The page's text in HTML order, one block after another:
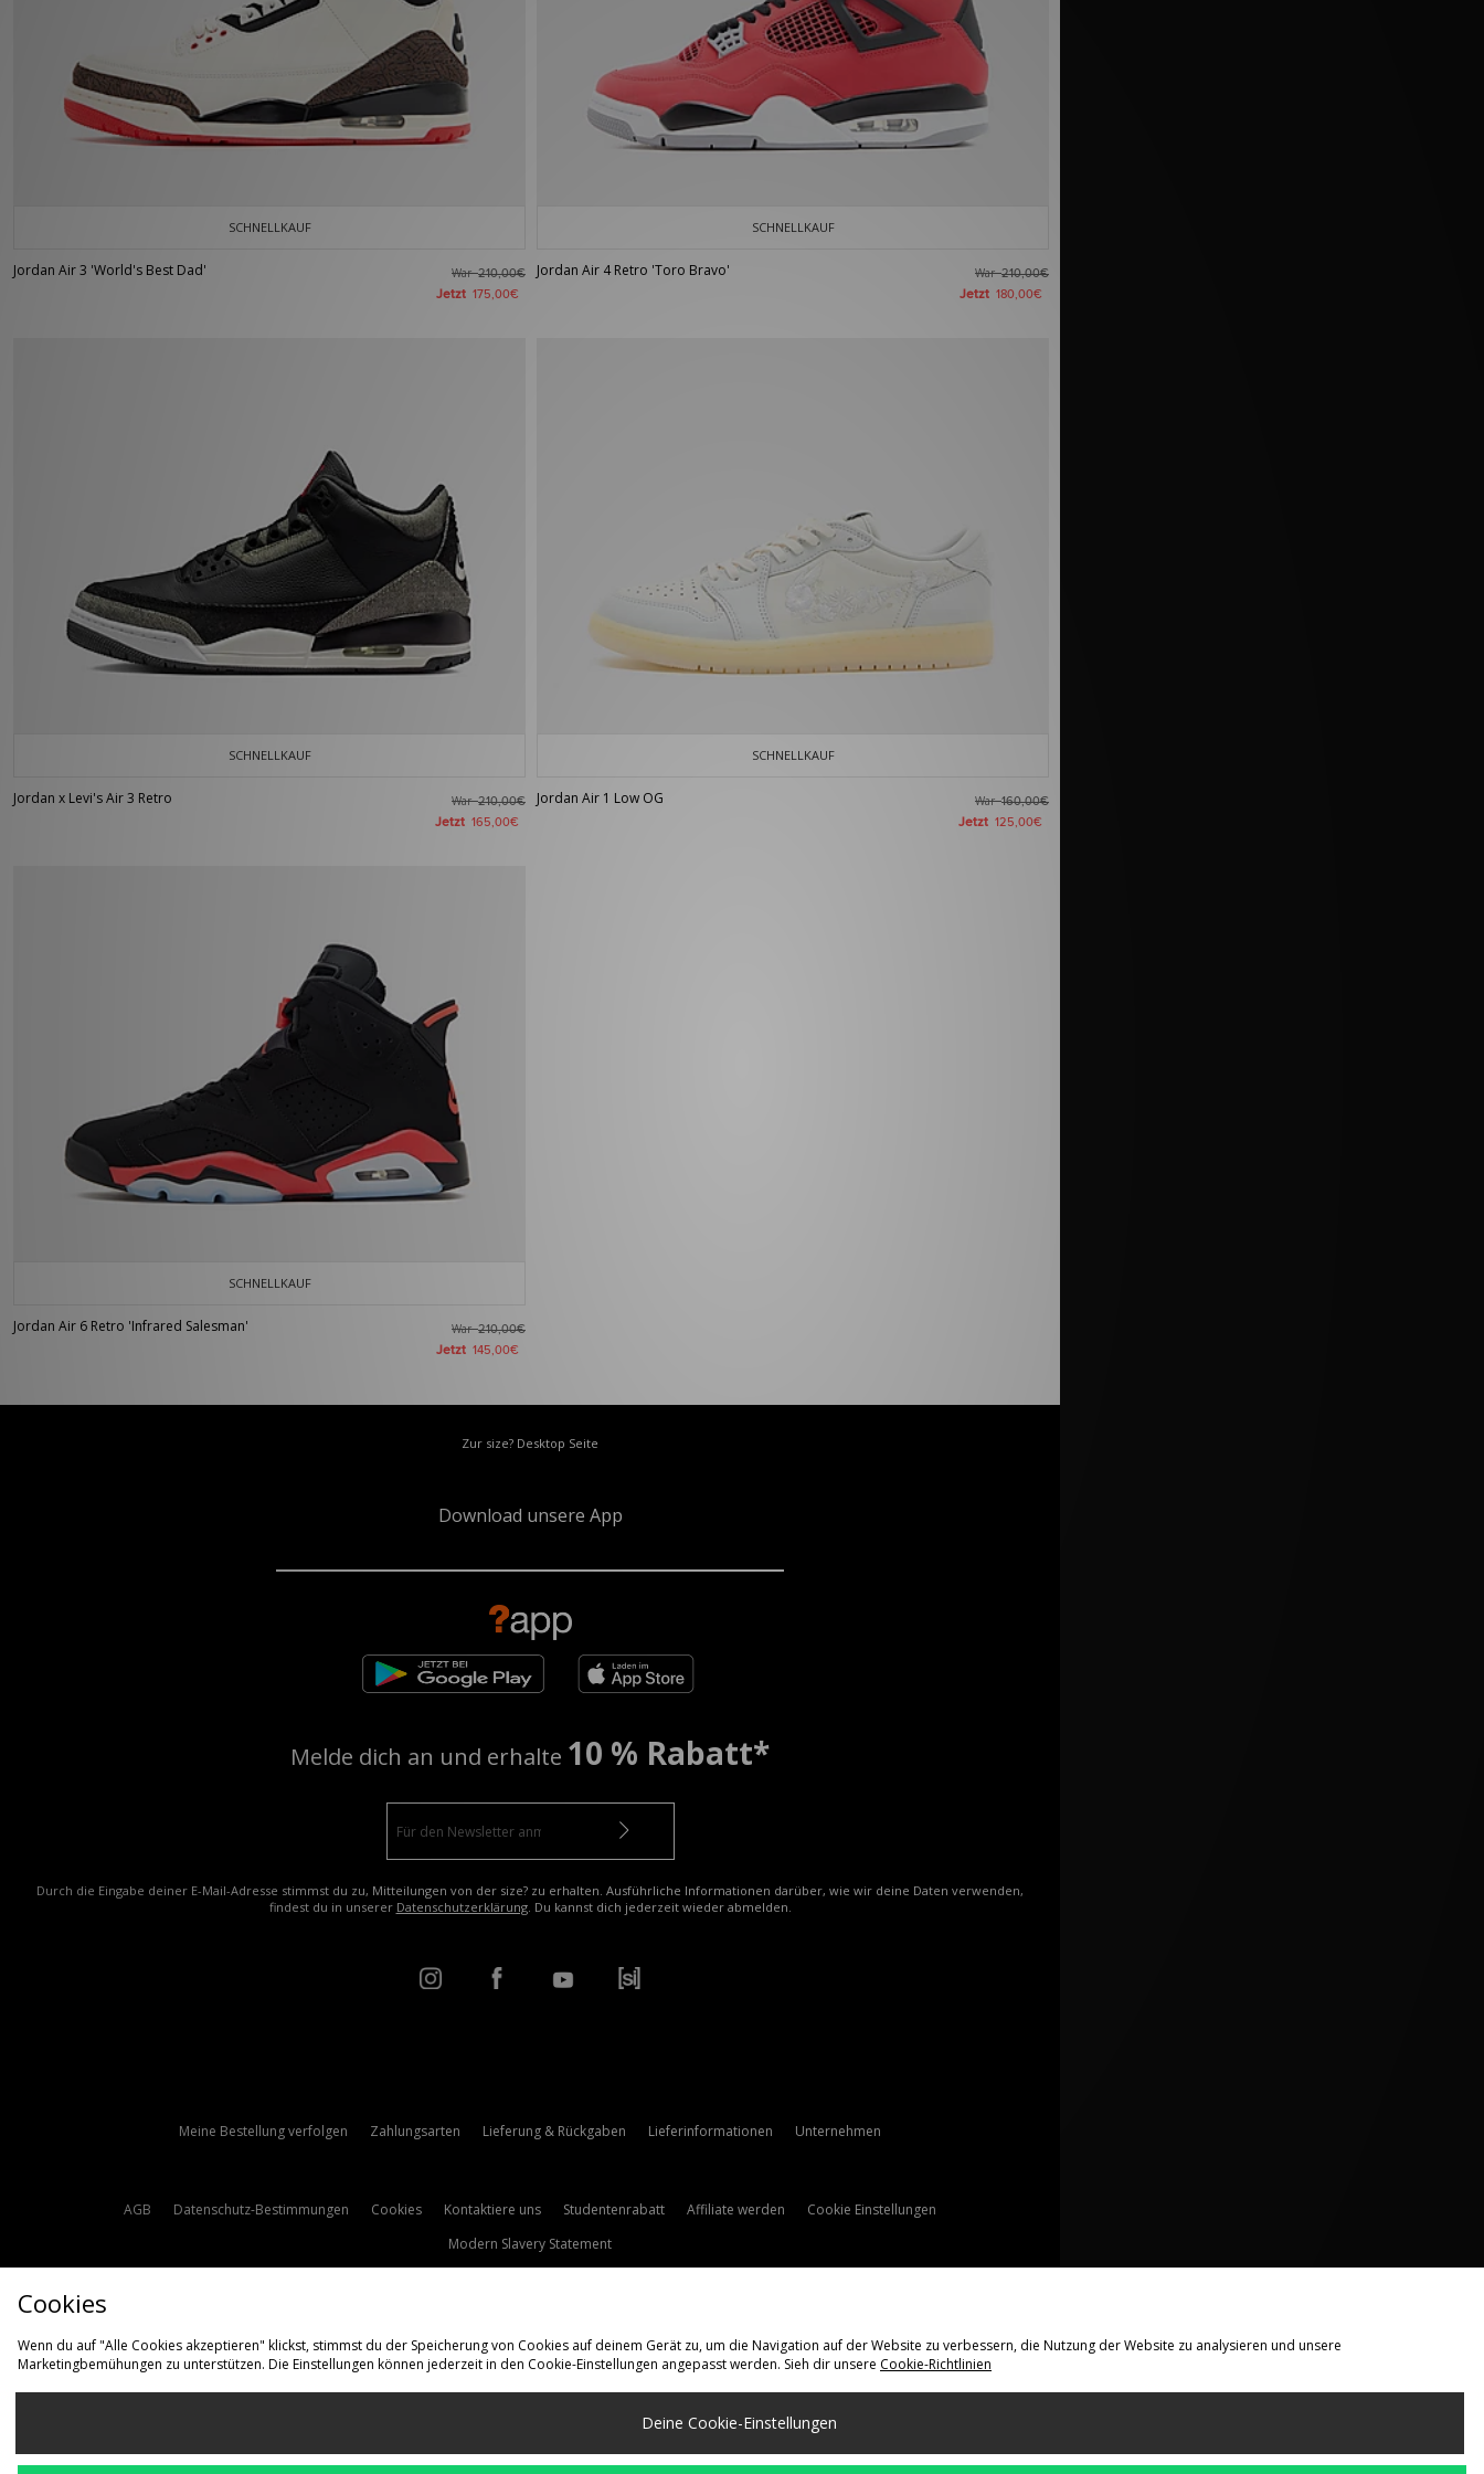
SCHNELLKAUF
Jordan Air 3 'World's Best Dad' War210,00€
Jetzt 175,00€
SCHNELLKAUF
Jordan Air 4 Retro 'Toro Bravo' War210,00€
Jetzt 180,00€
SCHNELLKAUF
Jordan x Levi's Air 3 Retro War210,00€
Jetzt 165,00€
SCHNELLKAUF
Jordan Air 1 Low OG War160,00€
Jetzt 125,00€
SCHNELLKAUF
Jordan Air 6 Retro 'Infrared Salesman' War210,00€
Jetzt 145,00€
Zur size? Desktop Seite
Download unsere App
Melde dich an und erhalte 10 % Rabatt*
Durch die Eingabe deiner E-Mail-Adresse stimmst du zu, Mitteilungen von der size? zu erhalten. Ausführliche Informationen darüber, wie wir deine Daten verwenden,
findest du in unserer Datenschutzerklärung. Du kannst dich jederzeit wieder abmelden.
Meine Bestellung verfolgen Zahlungsarten Lieferung & Rückgaben Lieferinformationen Unternehmen
AGB Datenschutz-Bestimmungen Cookies Kontaktiere uns Studentenrabatt Affiliate werden
Cookie Einstellungen
Modern Slavery Statement
Lieferung Nach
Cookies
Wenn du auf "Alle Cookies akzeptieren" klickst, stimmst du der Speicherung von Cookies auf deinem Gerät zu, um die Navigation auf der Website zu verbessern, die Nutzung der Website zu analysieren und unsere
Marketingbemühungen zu unterstützen. Die Einstellungen können jederzeit in den Cookie-Einstellungen angepasst werden. Sieh dir unsere Cookie-Richtlinien
Deine Cookie-Einstellungen